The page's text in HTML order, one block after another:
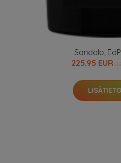
Sandalo,
225.95 EUR